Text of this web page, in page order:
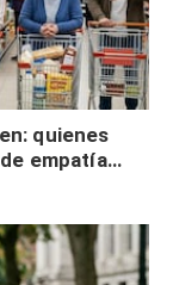
quienes
empatía